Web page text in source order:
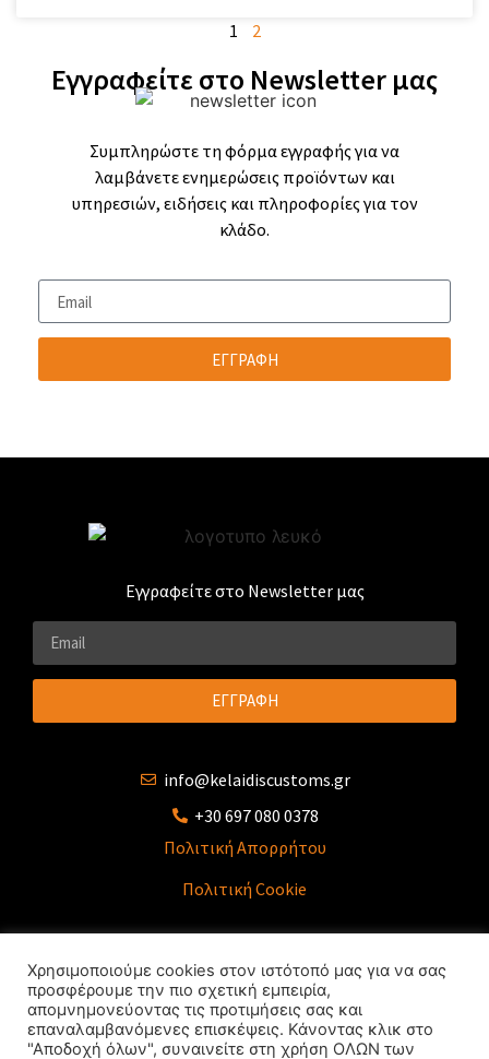
1 2
Εγγραφείτε στο Newsletter μας
Συμπληρώστε τη φόρμα εγγραφής για να
λαμβάνετε ενημερώσεις προϊόντων και
υπηρεσιών, ειδήσεις και πληροφορίες για τον
κλάδο.
ΕΓΓΡΑΦΗ
Εγγραφείτε στο Newsletter μας
ΕΓΓΡΑΦΗ
info@kelaidiscustoms.gr
+30 697 080 0378
Πολιτική Απορρήτου
Πολιτική Cookie
SOCIAL LINKS
Χρησιμοποιούμε cookies στον ιστότοπό μας για να σας
προσφέρουμε την πιο σχετική εμπειρία,
απομνημονεύοντας τις προτιμήσεις σας και
επαναλαμβανόμενες επισκέψεις. Κάνοντας κλικ στο
"Αποδοχή όλων", συναινείτε στη χρήση ΟΛΩΝ των